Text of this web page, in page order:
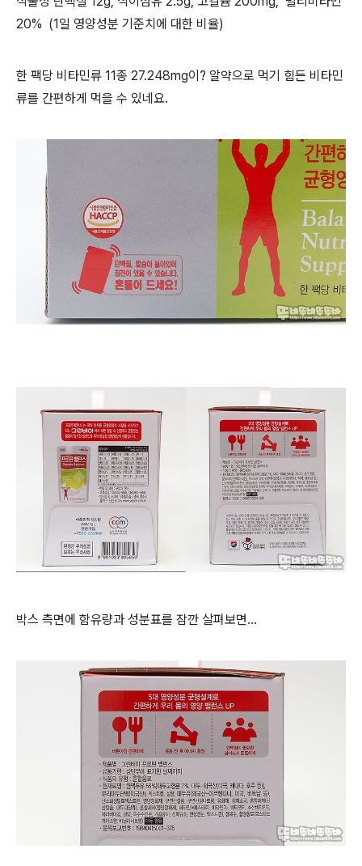
20% (1일 영양성분 기준치에 대한 비율)
한 팩당 비타민류 11종 27.248mg이? 알약으로 먹기 힘든 비타민
류를 간편하게 먹을 수 있네요.
박스 측면에 함유량과 성분표를 잠깐 살펴보면...